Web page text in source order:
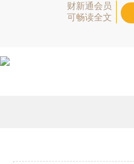
财新通会员
可畅读全文